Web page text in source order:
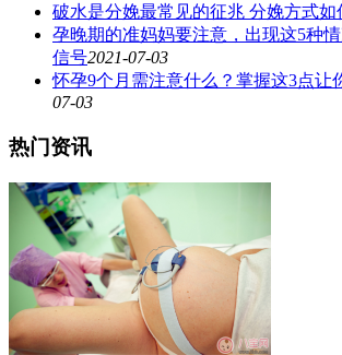
破水是分娩最常见的征兆 分娩方式如
孕晚期的准妈妈要注意，出现这5种
信号2021-07-03
怀孕9个月需注意什么？掌握这3点让
07-03
热门资讯